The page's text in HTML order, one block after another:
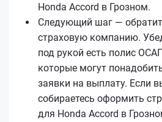
Honda Accord в Грозном.
Следующий шаг —
страховую компанию.
под рукой есть полис
которые могут
заявки на выплату. Если
собираетесь оформить
для Honda Accord в